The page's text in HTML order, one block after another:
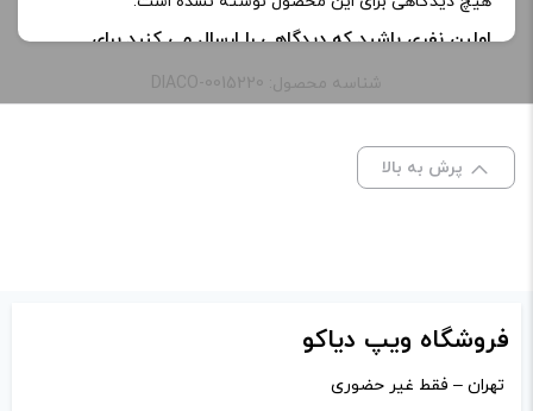
اولین نفری باشید که دیدگاهی را ارسال می کنید برای
“جویس سالت توت فرنگی نستی | Nasty Trap Queen
نشانی ایمیل شما منتشر نخواهد شد.
علامت‌گذاری شده‌اند
دیدگاه شما*
شناسه محصول: DIACO-0015220
پرش به بالا
فروشگاه ویپ دیاکو
تهران – فقط غیر حضوری